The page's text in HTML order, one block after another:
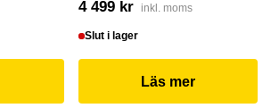
4 499 kr inkl. moms
Slut i lager
Läs mer